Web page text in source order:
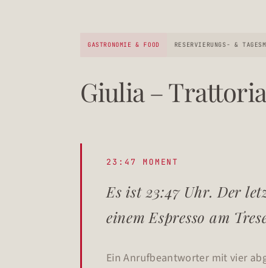
GASTRONOMIE & FOOD RESERVIERUNGS- &
Giulia –
23:47 MOMENT
Es ist 23:47 Uhr. Der
einem Espresso am
Ein Anrufbeantworter mit vier